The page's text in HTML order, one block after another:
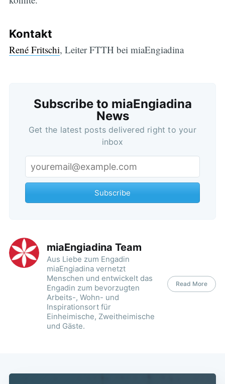
Kontakt
René Fritschi, Leiter FTTH bei miaEngiadina
Subscribe to miaEngiadina
News
Get the latest posts delivered right to your
inbox
Subscribe
miaEngiadina Team
Aus Liebe zum Engadin
miaEngiadina vernetzt
Menschen und entwickelt das
Engadin zum bevorzugten
Arbeits-, Wohn- und
Inspirationsort für
Einheimische, Zweitheimische
und Gäste.
Read More
Subscribe